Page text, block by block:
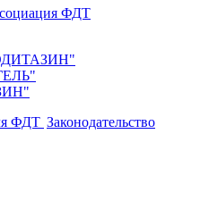
ФДТ
ФДТ Законодательство